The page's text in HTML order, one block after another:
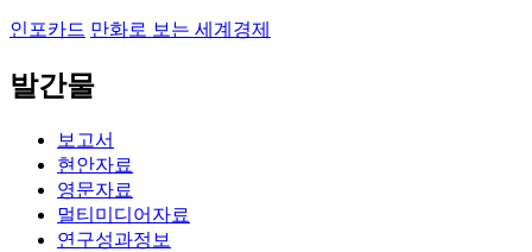
인포카드 만화로 보는 세계경제
발간물
보고서
현안자료
영문자료
멀티미디어자료
연구성과정보